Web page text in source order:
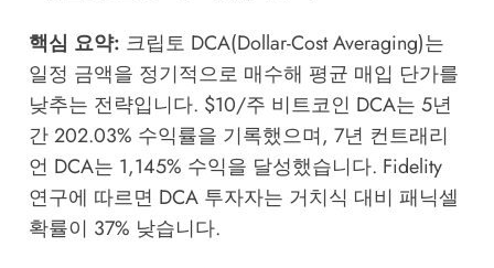
핵심 요약: 크립토 DCA(Dollar-Cost Averaging)는
일정 금액을 정기적으로 매수해 평균 매입 단가를
낮추는 전략입니다. $10/주 비트코인 DCA는 5년
간 202.03% 수익률을 기록했으며, 7년 컨트래리
언 DCA는 1,145% 수익을 달성했습니다. Fidelity
연구에 따르면 DCA 투자자는 거치식 대비 패닉셀
확률이 37% 낮습니다.